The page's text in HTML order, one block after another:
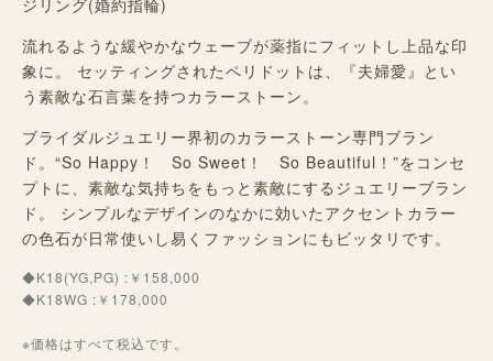
流れるような緩やかなウェーブが薬指にフィットし上品な印
象に。 セッティングされたペリドットは、『夫婦愛』とい
う素敵な石言葉を持つカラーストーン。
ブライダルジュエリー界初のカラーストーン専門ブラン
ド。“So Happy！ So Sweet！ So Beautiful！”をコンセ
プトに、素敵な気持ちをもっと素敵にするジュエリーブラン
ド。 シンプルなデザインのなかに効いたアクセントカラー
の色石が日常使いし易くファッションにもビッタリです。
◆K18(YG,PG) :￥158,000
◆K18WG :￥178,000
※価格はすべて税込です。